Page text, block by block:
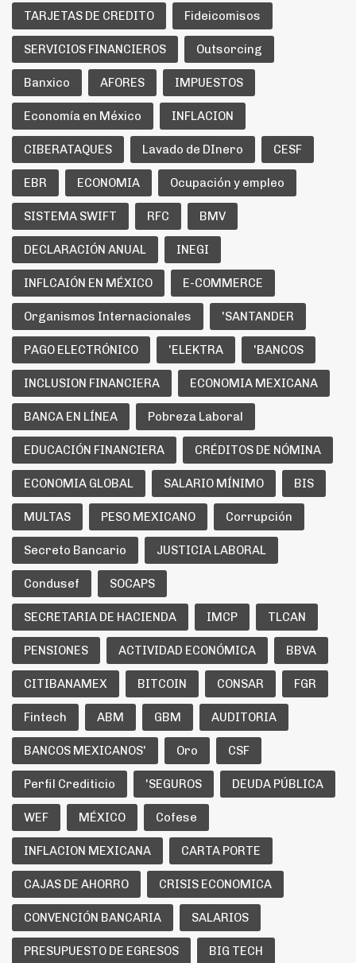
TARJETAS DE CREDITO Fideicomisos
SERVICIOS FINANCIEROS Outsorcing
Banxico AFORES IMPUESTOS
Economía en México INFLACION
CIBERATAQUES Lavado de DInero CESF
EBR ECONOMIA Ocupación y empleo
SISTEMA SWIFT RFC BMV
DECLARACIÓN ANUAL INEGI
INFLCAIÓN EN MÉXICO E-COMMERCE
Organismos Internacionales 'SANTANDER
PAGO ELECTRÓNICO 'ELEKTRA 'BANCOS
INCLUSION FINANCIERA ECONOMIA MEXICANA
BANCA EN LÍNEA Pobreza Laboral
EDUCACIÓN FINANCIERA CRÉDITOS DE NÓMINA
ECONOMIA GLOBAL SALARIO MÍNIMO BIS
MULTAS PESO MEXICANO Corrupción
Secreto Bancario JUSTICIA LABORAL
Condusef SOCAPS
SECRETARIA DE HACIENDA IMCP TLCAN
PENSIONES ACTIVIDAD ECONÓMICA BBVA
CITIBANAMEX BITCOIN CONSAR FGR
Fintech ABM GBM AUDITORIA
BANCOS MEXICANOS' Oro CSF
Perfil Crediticio 'SEGUROS DEUDA PÚBLICA
WEF MÉXICO Cofese
INFLACION MEXICANA CARTA PORTE
CAJAS DE AHORRO CRISIS ECONOMICA
CONVENCIÓN BANCARIA SALARIOS
PRESUPUESTO DE EGRESOS BIG TECH